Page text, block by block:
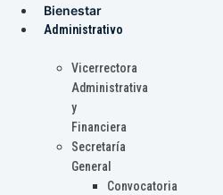
Bienestar
Administrativo
Vicerrectora
Administrativa
y
Financiera
Secretaría
General
Convocatoria